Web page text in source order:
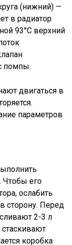
(нижний) —
в радиатор
93°С верхний
помпы.
двигаться в
параметров
Чтобы его
ослабить
сторону. Перед
2-3 л
коробка